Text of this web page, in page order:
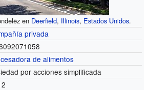
en Deerfield, Illinois, Estados Unidos.
privada
de alimentos
por acciones simplificada